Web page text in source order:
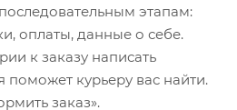
этапам:
оплаты, данные о себе.
к заказу написать
курьеру вас найти.
заказ».